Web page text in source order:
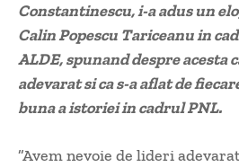
Constantinescu, i-a adus un
Calin Popescu Tariceanu in
ALDE, spunand despre acesta
adevarat si ca s-a aflat de
buna a istoriei in cadrul PNL.
”Avem nevoie de lideri